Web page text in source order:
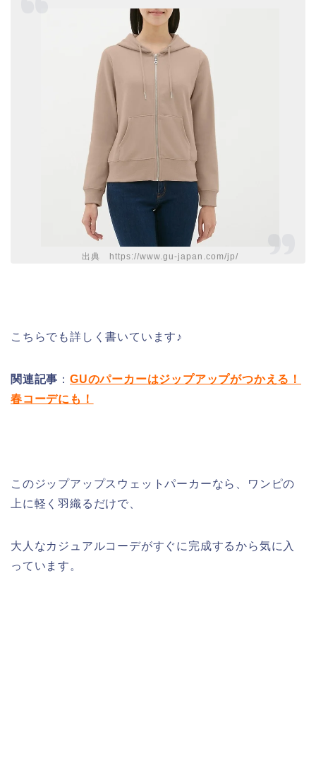
出典 https://www.gu-japan.com/jp/
こちらでも詳しく書いています♪
関連記事 ：GUのパーカーはジップアップがつかえる！
春コーデにも！
このジップアップスウェットパーカーなら、ワンピの
上に軽く羽織るだけで、
大人なカジュアルコーデがすぐに完成するから気に入
っています。